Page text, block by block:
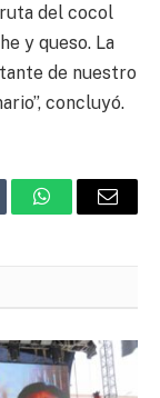
del cocol
y queso. La
de nuestro
concluyó.
WhatsAppEmail